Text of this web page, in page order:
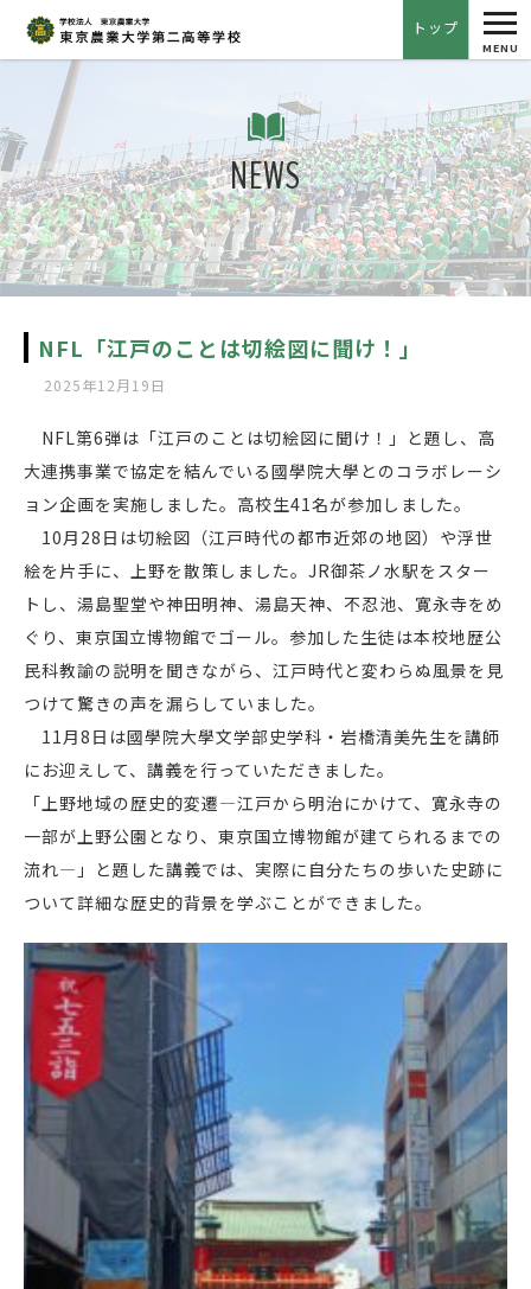
トップ
MENU
NEWS
NFL「江戸のことは切絵図に聞け！」
2025年12月19日
NFL第6弾は「江戸のことは切絵図に聞け！」と題し、高
大連携事業で協定を結んでいる國學院大學とのコラボレーシ
ョン企画を実施しました。高校生41名が参加しました。
10月28日は切絵図（江戸時代の都市近郊の地図）や浮世
絵を片手に、上野を散策しました。JR御茶ノ水駅をスター
トし、湯島聖堂や神田明神、湯島天神、不忍池、寛永寺をめ
ぐり、東京国立博物館でゴール。参加した生徒は本校地歴公
民科教諭の説明を聞きながら、江戸時代と変わらぬ風景を見
つけて驚きの声を漏らしていました。
11月8日は國學院大學文学部史学科・岩橋清美先生を講師
にお迎えして、講義を行っていただきました。
「上野地域の歴史的変遷―江戸から明治にかけて、寛永寺の
一部が上野公園となり、東京国立博物館が建てられるまでの
流れ―」と題した講義では、実際に自分たちの歩いた史跡に
ついて詳細な歴史的背景を学ぶことができました。